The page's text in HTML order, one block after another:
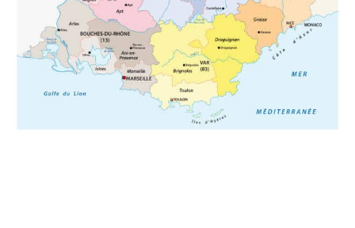
26 octobre 2021 -PROVENCE-ALPES-CÔTE D’AZUR
Présentation de la section régionale PACA
Lire la suite →